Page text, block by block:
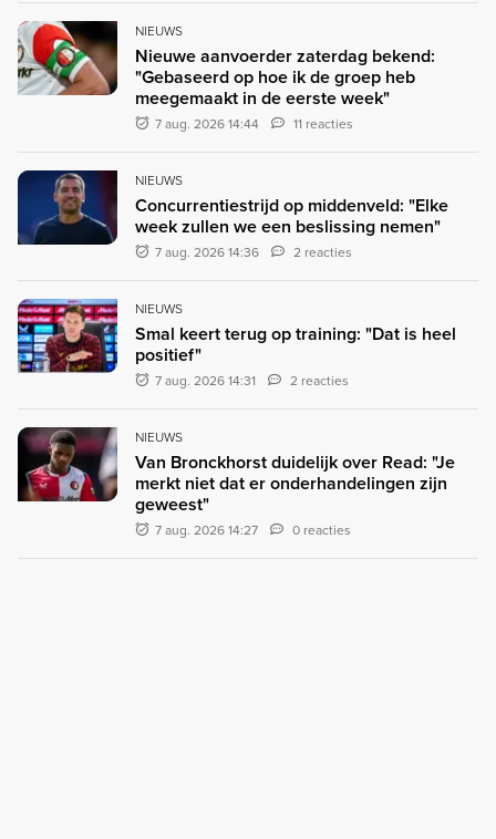
NIEUWS
Nieuwe aanvoerder zaterdag bekend:
"Gebaseerd op hoe ik de groep heb
meegemaakt in de eerste week"
7 aug. 2026 14:44 11 reacties
NIEUWS
Concurrentiestrijd op middenveld: "Elke
week zullen we een beslissing nemen"
7 aug. 2026 14:36 2 reacties
NIEUWS
Smal keert terug op training: "Dat is heel
positief"
7 aug. 2026 14:31 2 reacties
NIEUWS
Van Bronckhorst duidelijk over Read: "Je
merkt niet dat er onderhandelingen zijn
geweest"
7 aug. 2026 14:27 0 reacties